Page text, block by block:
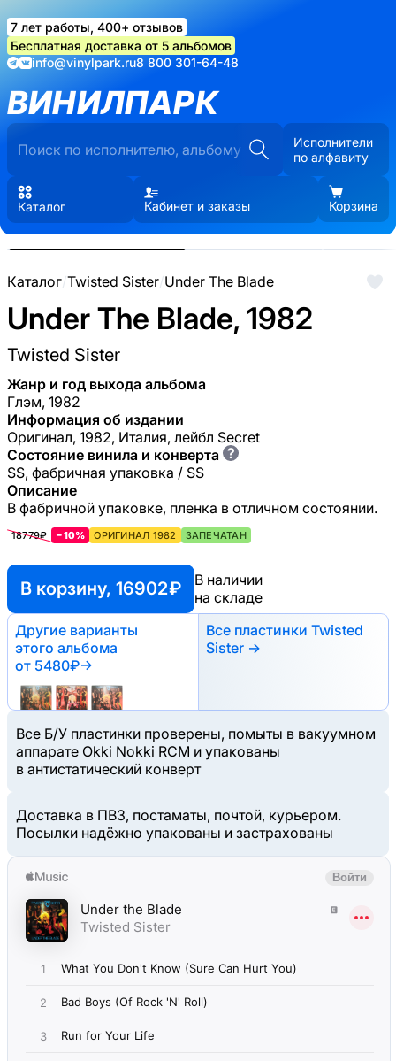
7 лет работы, 400+ отзывов
Бесплатная доставка от 5 альбомов
info@vinylpark.ru8 800 301-64-48
ВИНИЛПАРК
Исполнители
по алфавиту
Каталог Кабинет и заказы Корзина
Каталог/Twisted Sister/Under The Blade
Under The Blade, 1982
Twisted Sister
Жанр и год выхода альбома
Глэм, 1982
Информация об издании
Оригинал, 1982, Италия, лейбл Secret
Состояние винила и конверта ?
SS, фабричная упаковка / SS
Описание
В фабричной упаковке, пленка в отличном состоянии.
18779₽ −10% ОРИГИНАЛ 1982 ЗАПЕЧАТАН
В корзину, 16902 ₽
В наличии
на складе
Другие варианты
этого альбома
от 5480₽→
Все пластинки Twisted
Sister →
Все Б/У пластинки проверены, помыты в вакуумном
аппарате Okki Nokki RCM и упакованы
в антистатический конверт
Доставка в ПВЗ, постаматы, почтой, курьером.
Посылки надёжно упакованы и застрахованы
Реальные фото пластинки.
Нажмите, чтобы увеличить